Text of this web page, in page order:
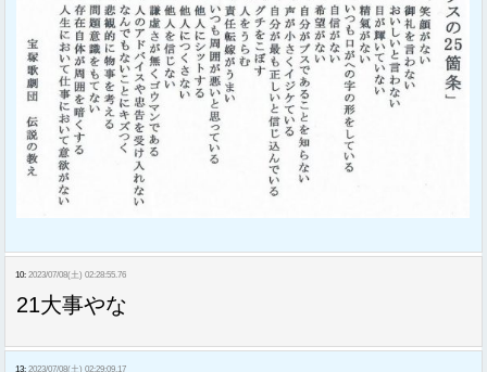
10: 2023/07/08(土) 02:28:55.76
21大事やな
13: 2023/07/08(土) 02:29:09.17